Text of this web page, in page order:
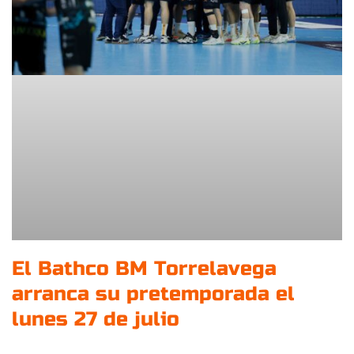
El Bathco BM Torrelavega
arranca su pretemporada el
lunes 27 de julio